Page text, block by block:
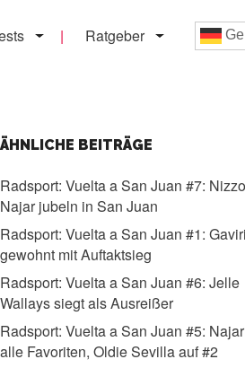
Ratgeber
ÄHNLICHE BEITRÄGE
Radsport: Vuelta a San Juan #7:
Najar jubeln in San Juan
Radsport: Vuelta a San Juan #1:
gewohnt mit Auftaktsieg
Radsport: Vuelta a San Juan #6: Jelle
Wallays siegt als Ausreißer
Radsport: Vuelta a San Juan #5:
alle Favoriten, Oldie Sevilla auf #2